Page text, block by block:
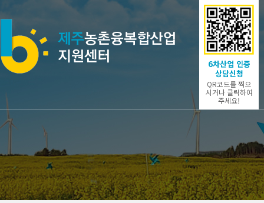
6차산업 인증
상담신청
QR코드를 찍으
시거나 클릭하여
주세요!